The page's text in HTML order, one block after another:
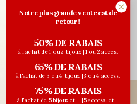
Notre plus grande vente est de
retour!!
50% DE RABAIS
à l'achat de 1 ou 2 bijoux | 1 ou 2 acces.
65% DE RABAIS
à l'achat de 3 ou 4 bijoux | 3 ou 4 access.
75% DE RABAIS
à l'achat de 5 bijoux et + | 5 access. et +